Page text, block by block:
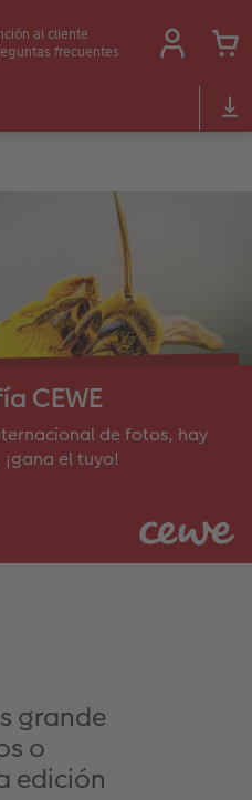
al cliente
frecuentes
CEWE
de fotos, hay
el tuyo!
grande
o
edición